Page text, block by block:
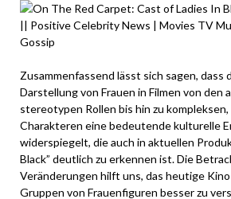
Zusammenfassend lässt sich sagen, dass
Darstellung von Frauen in Filmen von den
stereotypen Rollen bis hin zu
Charakteren eine bedeutende kulturelle
widerspiegelt, die auch in aktuellen
Black” deutlich zu erkennen ist. Die
Veränderungen hilft uns, das heutige
Gruppen von Frauenfiguren besser zu